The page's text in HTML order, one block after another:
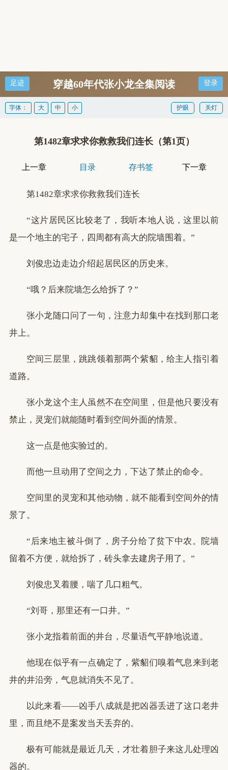
足迹 穿越60年代张小龙全集阅读 登录
关灯
护眼
字体： 大 中 小
第1482章求求你救救我们连长（第1页）
上一章 目录 存书签 下一章
第1482章求求你救救我们连长
“这片居民区比较老了，我听本地人说，这里以前
是一个地主的宅子，四周都有高大的院墙围着。”
刘俊忠边走边介绍起居民区的历史来。
“哦？后来院墙怎么给拆了？”
张小龙随口问了一句，注意力却集中在找到那口老
井上。
空间三层里，跳跳领着那两个紫貂，给主人指引着
道路。
张小龙这个主人虽然不在空间里，但是他只要没有
禁止，灵宠们就能随时看到空间外面的情景。
这一点是他实验过的。
而他一旦动用了空间之力，下达了禁止的命令。
空间里的灵宠和其他动物，就不能看到空间外的情
景了。
“后来地主被斗倒了，房子分给了贫下中农。院墙
留着不方便，就给拆了，砖头拿去建房子用了。”
刘俊忠叉着腰，喘了几口粗气。
“刘哥，那里还有一口井。”
张小龙指着前面的井台，尽量语气平静地说道。
他现在似乎有一点确定了，紫貂们嗅着气息来到老
井的井沿旁，气息就消失不见了。
以此来看——凶手八成就是把凶器丢进了这口老井
里，而且绝不是案发当天丢弃的。
极有可能就是最近几天，才壮着胆子来这儿处理凶
器的。